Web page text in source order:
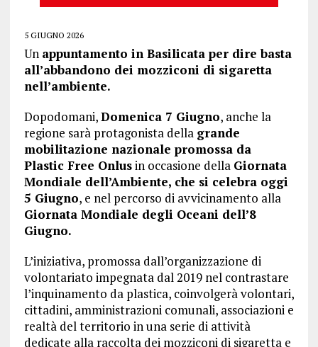
5 GIUGNO 2026
Un appuntamento in Basilicata per dire basta
all’abbandono dei mozziconi di sigaretta
nell’ambiente.
Dopodomani,Domenica 7 Giugno, anche la
regione sarà protagonista della grande
mobilitazione nazionale promossa da
Plastic Free Onlusin occasione della Giornata
Mondiale dell’Ambiente, che si celebra oggi
5 Giugno, e nel percorso di avvicinamento alla
Giornata Mondiale degli Oceani dell’8
Giugno.
L’iniziativa, promossa dall’organizzazione di
volontariato impegnata dal 2019 nel contrastare
l’inquinamento da plastica, coinvolgerà volontari,
cittadini, amministrazioni comunali, associazioni e
realtà del territorio in una serie di attività
dedicate alla raccolta dei mozziconi di sigaretta e